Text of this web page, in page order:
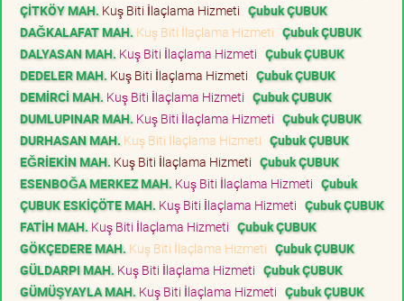
ÇİTKÖY MAH. Kuş Biti İlaçlama Hizmeti Çubuk ÇUBUK
DAĞKALAFAT MAH. Kuş Biti İlaçlama Hizmeti Çubuk ÇUBUK
DALYASAN MAH. Kuş Biti İlaçlama Hizmeti Çubuk ÇUBUK
DEDELER MAH. Kuş Biti İlaçlama Hizmeti Çubuk ÇUBUK
DEMİRCİ MAH. Kuş Biti İlaçlama Hizmeti Çubuk ÇUBUK
DUMLUPINAR MAH. Kuş Biti İlaçlama Hizmeti Çubuk ÇUBUK
DURHASAN MAH. Kuş Biti İlaçlama Hizmeti Çubuk ÇUBUK
EĞRİEKİN MAH. Kuş Biti İlaçlama Hizmeti Çubuk ÇUBUK
ESENBOĞA MERKEZ MAH. Kuş Biti İlaçlama Hizmeti Çubuk
ÇUBUK ESKİÇÖTE MAH. Kuş Biti İlaçlama Hizmeti Çubuk ÇUBUK
FATİH MAH. Kuş Biti İlaçlama Hizmeti Çubuk ÇUBUK
GÖKÇEDERE MAH. Kuş Biti İlaçlama Hizmeti Çubuk ÇUBUK
GÜLDARPI MAH. Kuş Biti İlaçlama Hizmeti Çubuk ÇUBUK
GÜMÜŞYAYLA MAH. Kuş Biti İlaçlama Hizmeti Çubuk ÇUBUK